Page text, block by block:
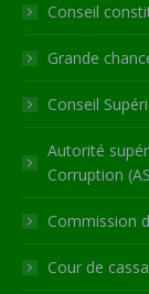
windowwindow
Conseil
Grande
Conseil
Autorité
Corruption
Commission
Cour de